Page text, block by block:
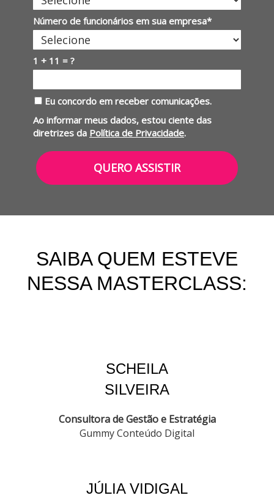
Número de funcionários em sua empresa*
1 + 11 = ?
Eu concordo em receber comunicações.
Ao informar meus dados, estou ciente das
diretrizes da Política de Privacidade.
QUERO ASSISTIR
SAIBA QUEM ESTEVE
NESSA MASTERCLASS:
SCHEILA
SILVEIRA
Consultora de Gestão e Estratégia
Gummy Conteúdo Digital
JÚLIA VIDIGAL